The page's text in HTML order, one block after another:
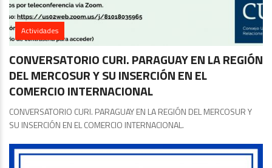
Actividades
CONVERSATORIO CURI. PARAGUAY EN LA REGIÓN
DEL MERCOSUR Y SU INSERCIÓN EN EL
COMERCIO INTERNACIONAL
CONVERSATORIO CURI. PARAGUAY EN LA REGIÓN DEL MERCOSUR Y
SU INSERCIÓN EN EL COMERCIO INTERNACIONAL.